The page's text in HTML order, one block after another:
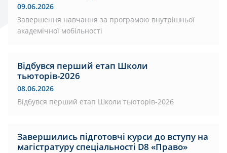
09.06.2026
Завершення навчання за програмою внутрішньої
академічної мобільності
Відбувся перший етап Школи
тьюторів-2026
08.06.2026
Відбувся перший етап Школи тьюторів-2026
Завершились підготовчі курси до вступу на
магістратуру спеціальності D8 «Право»